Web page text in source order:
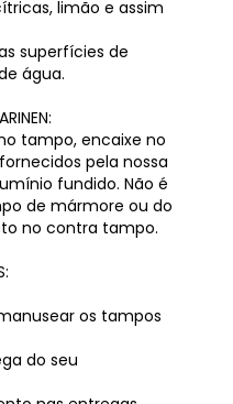
limão e assim
superfícies de
água.
tampo, encaixe no
pela nossa
fundido. Não é
de mármore ou do
no contra tampo.
os tampos
do seu